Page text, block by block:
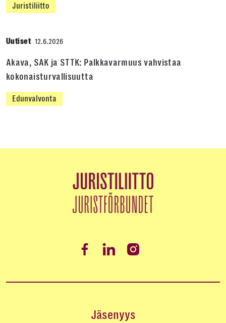
Juristiliitto
Uutiset 12.6.2026
Akava, SAK ja STTK: Palkkavarmuus vahvistaa
kokonaisturvallisuutta
Edunvalvonta
Jäsenyys